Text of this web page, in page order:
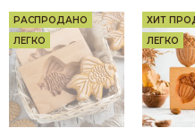
РАСПРОДАНО
ЛЕГКО
ХИТ
ЛЕГКО